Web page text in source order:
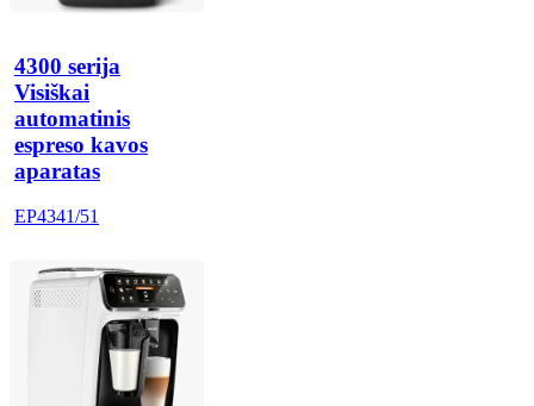
4300 serija
Visiškai
automatinis
espreso kavos
aparatas
EP4341/51